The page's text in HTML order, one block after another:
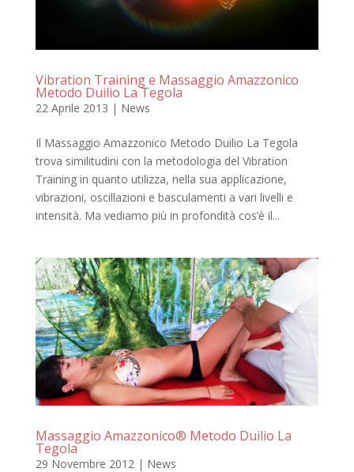
Vibration Training e Massaggio Amazzonico
Metodo Duilio La Tegola
22 Aprile 2013 | News
Il Massaggio Amazzonico Metodo Duilio La Tegola
trova similitudini con la metodologia del Vibration
Training in quanto utilizza, nella sua applicazione,
vibrazioni, oscillazioni e basculamenti a vari livelli e
intensità. Ma vediamo più in profondità cos’è il...
Massaggio Amazzonico® Metodo Duilio La
Tegola
29 Novembre 2012| News